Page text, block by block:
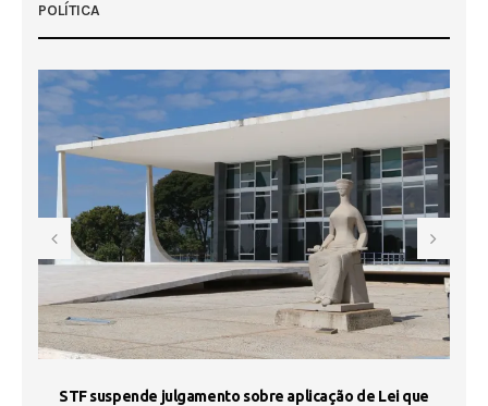
POLÍTICA
STF suspende julgamento sobre aplicação de Lei que